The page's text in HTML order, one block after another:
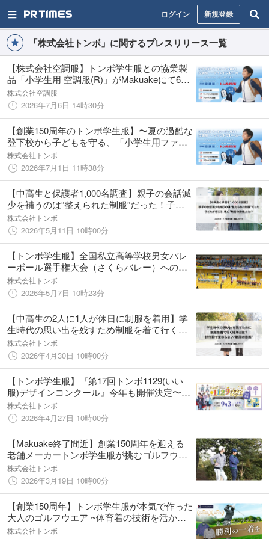
ログイン 新規登録
「株式会社トンボ」に関するプレスリリース一覧
【株式会社空調服】トンボ学生服との協業製
品「小学生用 空調服(R)」がMakuakeにて6月
26日から先行販売開始！
株式会社空調服
2026年7月6日 14時30分
【創業150周年のトンボ学生服】〜夏の過酷な
登下校から子どもを守る、「小学生用ファン
付きウェア」がMakuakeにて先行販売開始〜
株式会社トンボ
2026年7月1日 11時38分
【中高生と保護者1,000名調査】親子の会話減
少を補うのは“整えられた制服”だった！子ど
もが感じる、「親の“無言の愛情”」とは？
株式会社トンボ
2026年5月11日 10時00分
【トンボ学生服】全国私立高等学校男女バレ
ーボール選手権大会（さくらバレー）への特
別協賛を決定。ユニフォームを通じて、夢を
追う高校生たちの「輝く瞬間」を応援しま
す。
株式会社トンボ
2026年5月7日 10時23分
【中高生の2人に1人が休日に制服を着用】学
生時代の思い出を残すため制服を着て行く場
所とは？世代間で変わらない“制服の意義”
株式会社トンボ
2026年4月30日 10時00分
【トンボ学生服】『第17回トンボ1129(いい
服)デザインコンクール』今年も開催決定〜今
年度より表彰式の開催も決定〜
株式会社トンボ
2026年4月27日 10時00分
【Makuake終了間近】創業150周年を迎える
老舗メーカートンボ学生服が挑むゴルフウエ
ア「VICTORY GOLF」
株式会社トンボ
2026年3月19日 10時00分
【創業150周年】トンボ学生服が本気で作った
大人のゴルフウエア ~体育着の技術を活かし
た「VICTORY GOLF」をMakuakeで先行販売
株式会社トンボ